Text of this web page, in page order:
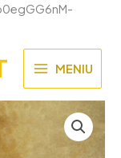
MENU
MENIU